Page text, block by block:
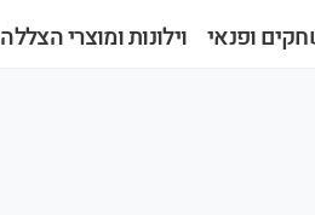
ופנאי וילונות ומוצרי הצללה